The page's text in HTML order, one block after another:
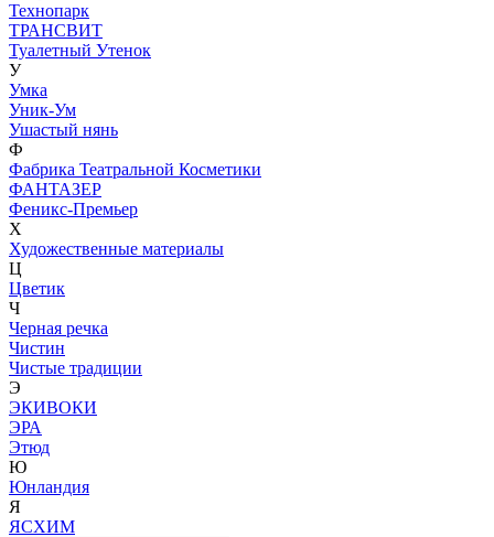
Технопарк
ТРАНСВИТ
Туалетный Утенок
У
Умка
Уник-Ум
Ушастый нянь
Ф
Фабрика Театральной Косметики
ФАНТАЗЕР
Феникс-Премьер
Х
Художественные материалы
Ц
Цветик
Ч
Черная речка
Чистин
Чистые традиции
Э
ЭКИВОКИ
ЭРА
Этюд
Ю
Юнландия
Я
ЯСХИМ